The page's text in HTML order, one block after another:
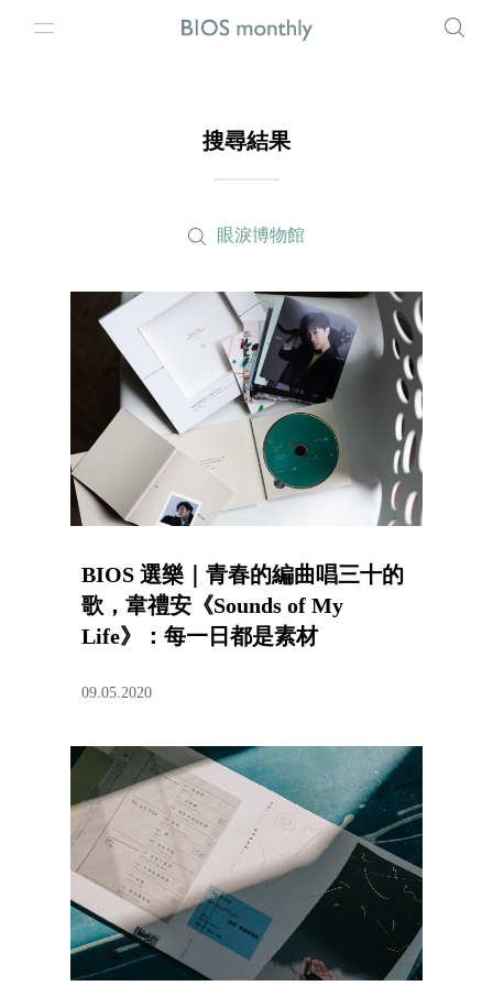
搜尋結果
眼淚博物館
BIOS 選樂｜青春的編曲唱三十的
歌，韋禮安《Sounds of My
Life》：每一日都是素材
09.05.2020